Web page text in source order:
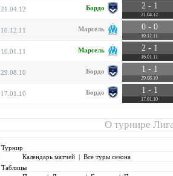
21.04.12 Бордо 2 - 1
21.04.12
10.12.11 Марсель 0 - 0
10.12.11
16.01.11 Марсель 2 - 1
16.01.11
29.08.10 Бордо 1 - 1
29.08.10
17.01.10 Бордо 1 - 1
17.01.10
О турнире
Турнир
Календарь матчей| Все туры сезона
Таблицы